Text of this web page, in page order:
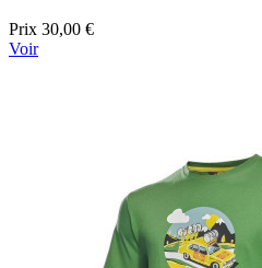
Prix 30,00 €
Voir